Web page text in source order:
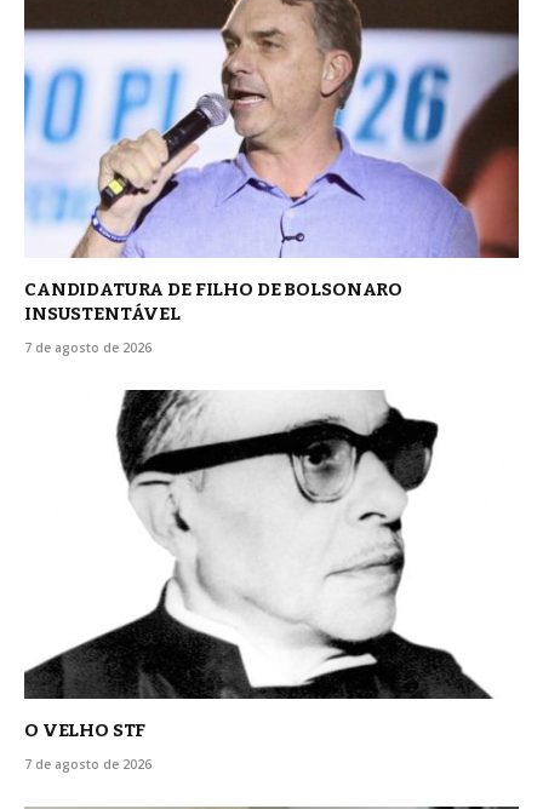
CANDIDATURA DE FILHO DE BOLSONARO
INSUSTENTÁVEL
7 de agosto de 2026
O VELHO STF
7 de agosto de 2026